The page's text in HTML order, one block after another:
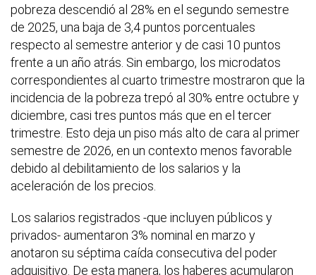
pobreza descendió al 28% en el segundo semestre
de 2025, una baja de 3,4 puntos porcentuales
respecto al semestre anterior y de casi 10 puntos
frente a un año atrás. Sin embargo, los microdatos
correspondientes al cuarto trimestre mostraron que la
incidencia de la pobreza trepó al 30% entre octubre y
diciembre, casi tres puntos más que en el tercer
trimestre. Esto deja un piso más alto de cara al primer
semestre de 2026, en un contexto menos favorable
debido al debilitamiento de los salarios y la
aceleración de los precios.
Los salarios registrados -que incluyen públicos y
privados- aumentaron 3% nominal en marzo y
anotaron su séptima caída consecutiva del poder
adquisitivo. De esta manera, los haberes acumularon